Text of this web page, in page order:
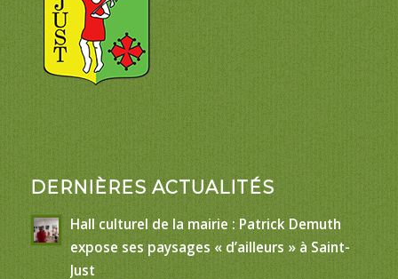
DERNIÈRES ACTUALITÉS
Hall culturel de la mairie : Patrick Demuth
expose ses paysages « d’ailleurs » à Saint-
Just